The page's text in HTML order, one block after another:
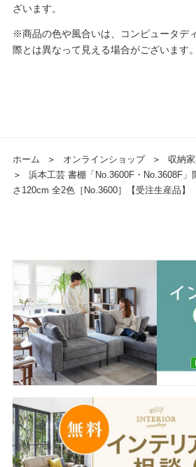
ざいます。
※商品の色や風合いは、コンピュータデ
際とは異なって見える場合がございます。
ホーム ＞ オンラインショップ ＞ 収納
＞
浜本工芸 書棚「No.3600F・No.3608F
さ120cm 全2色［No.3600］【受注生産品】